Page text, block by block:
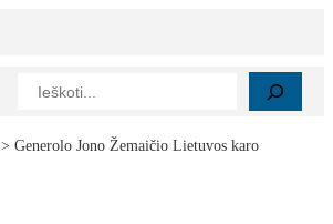
Paieška
> Generolo Jono Žemaičio Lietuvos karo